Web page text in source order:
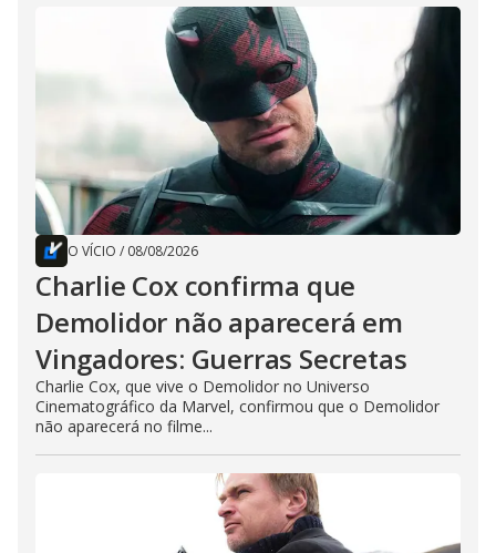
O VÍCIO / 08/08/2026
Charlie Cox confirma que
Demolidor não aparecerá em
Vingadores: Guerras Secretas
Charlie Cox, que vive o Demolidor no Universo
Cinematográfico da Marvel, confirmou que o Demolidor
não aparecerá no filme...